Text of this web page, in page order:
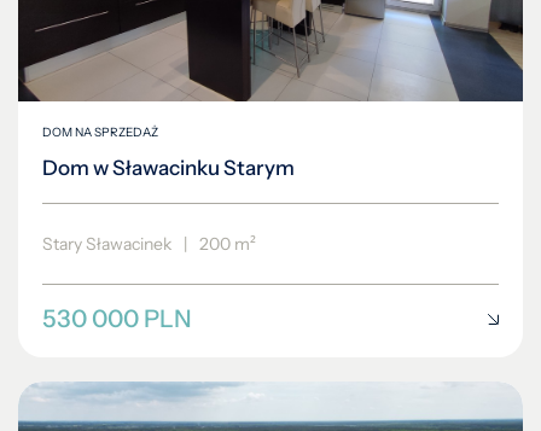
DOM NA SPRZEDAŻ
Dom w Sławacinku Starym
Stary Sławacinek | 200 m²
530 000 PLN